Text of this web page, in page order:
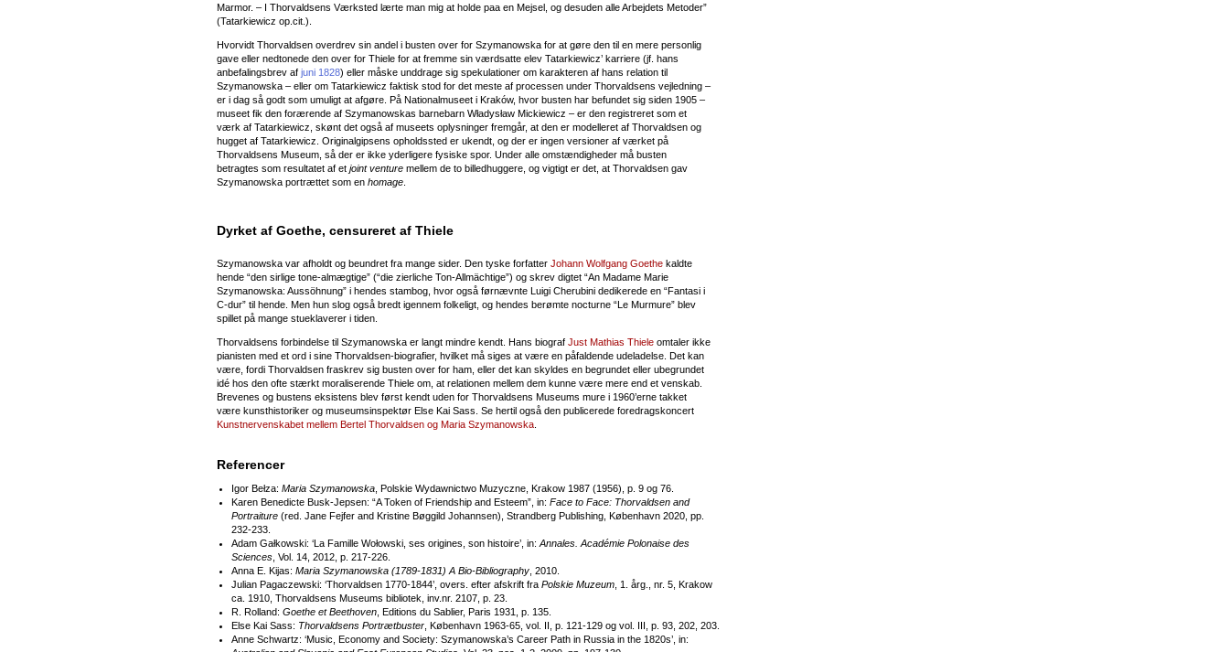
Marmor. – I Thorvaldsens Værksted lærte man mig at holde paa en Mejsel, og desuden alle Arbejdets Metoder”
(Tatarkiewicz op.cit.).
Hvorvidt Thorvaldsen overdrev sin andel i busten over for Szymanowska for at gøre den til en mere personlig
gave eller nedtonede den over for Thiele for at fremme sin værdsatte elev Tatarkiewicz’ karriere (jf. hans
anbefalingsbrev af juni 1828) eller måske unddrage sig spekulationer om karakteren af hans relation til
Szymanowska – eller om Tatarkiewicz faktisk stod for det meste af processen under Thorvaldsens vejledning –
er i dag så godt som umuligt at afgøre. På Nationalmuseet i Kraków, hvor busten har befundet sig siden 1905 –
museet fik den forærende af Szymanowskas barnebarn Władysław Mickiewicz – er den registreret som et
værk af Tatarkiewicz, skønt det også af museets oplysninger fremgår, at den er modelleret af Thorvaldsen og
hugget af Tatarkiewicz. Originalgipsens opholdssted er ukendt, og der er ingen versioner af værket på
Thorvaldsens Museum, så der er ikke yderligere fysiske spor. Under alle omstændigheder må busten
betragtes som resultatet af et joint venture mellem de to billedhuggere, og vigtigt er det, at Thorvaldsen gav
Szymanowska portrættet som en homage
Dyrket af Goethe, censureret af Thiele
Szymanowska var afholdt og beundret fra mange sider. Den tyske forfatter Johann Wolfgang Goethe kaldte
hende “den sirlige tone-almægtige” (“die zierliche Ton-Allmächtige”) og skrev digtet “An Madame Marie
Szymanowska: Aussöhnung” i hendes stambog, hvor også førnævnte Luigi Cherubini dedikerede en “Fantasi i
C-dur” til hende. Men hun slog også bredt igennem folkeligt, og hendes berømte nocturne “Le Murmure” blev
spillet på mange stueklaverer i tiden.
Thorvaldsens forbindelse til Szymanowska er langt mindre kendt. Hans biograf Just Mathias Thiele omtaler ikke
pianisten med et ord i sine Thorvaldsen-biografier, hvilket må siges at være en påfaldende udeladelse. Det kan
være, fordi Thorvaldsen fraskrev sig busten over for ham, eller det kan skyldes en begrundet eller ubegrundet
idé hos den ofte stærkt moraliserende Thiele om, at relationen mellem dem kunne være mere end et venskab.
Brevenes og bustens eksistens blev først kendt uden for Thorvaldsens Museums mure i 1960’erne takket
være kunsthistoriker og museumsinspektør Else Kai Sass. Se hertil også den publicerede foredragskoncert
Kunstnervenskabet mellem Bertel Thorvaldsen og Maria Szymanowska
Referencer
Igor Bełza: Maria Szymanowska , Polskie Wydawnictwo Muzyczne, Krakow 1987 (1956), p. 9 og 76.
Karen Benedicte Busk-Jepsen: “A Token of Friendship and Esteem”, in: Face to Face: Thorvaldsen and
Portraiture (red. Jane Fejfer and Kristine Bøggild Johannsen), Strandberg Publishing, København 2020, pp.
232-233.
Adam Gałkowski: ‘La Famille Wołowski, ses origines, son histoire’, in: Annales. Académie Polonaise des
Sciences , Vol. 14, 2012, p. 217-226.
Anna E. Kijas: Maria Szymanowska (1789-1831) A Bio-Bibliography , 2010.
Julian Pagaczewski: ‘Thorvaldsen 1770-1844’, overs. efter afskrift fra Polskie Muzeum , 1. årg., nr. 5, Krakow
ca. 1910, Thorvaldsens Museums bibliotek, inv.nr. 2107, p. 23.
R. Rolland: Goethe et Beethoven , Editions du Sablier, Paris 1931, p. 135.
Else Kai Sass: Thorvaldsens Portrætbuster , København 1963-65, vol. II, p. 121-129 og vol. III, p. 93, 202, 203.
Anne Schwartz: ‘Music, Economy and Society: Szymanowska’s Career Path in Russia in the 1820s’, in: